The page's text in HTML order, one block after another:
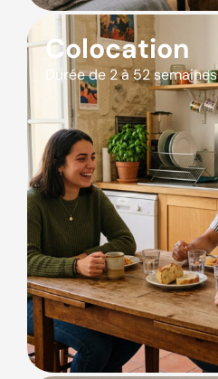
Colocation
Durée de 2 à 52 semaines